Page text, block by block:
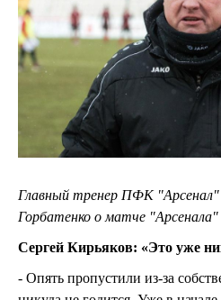
Главный тренер ПФК "Арсенал"
Горбатенко о матче
Сергей Кирьяков: «Это уже
- Опять пропустили из-за